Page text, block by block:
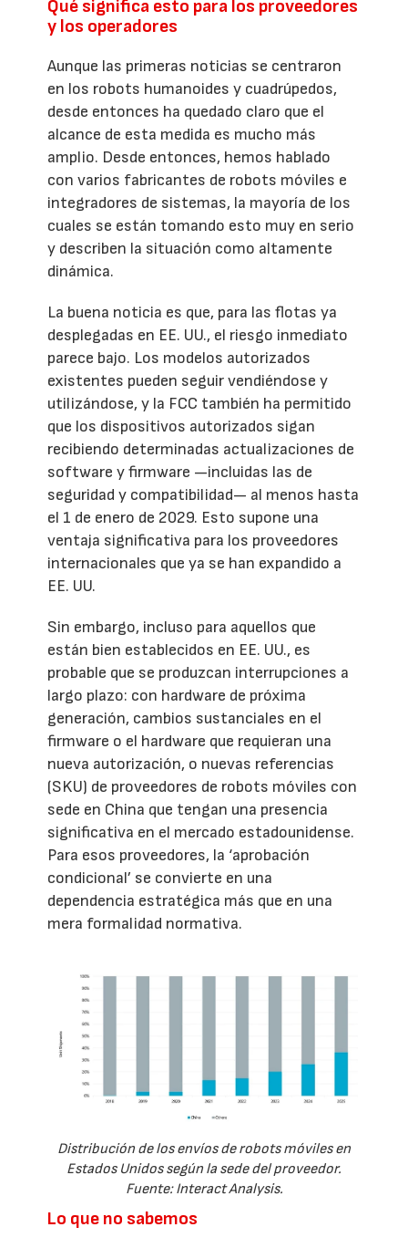
Qué significa esto para los proveedores
y los operadores
Aunque las primeras noticias se centraron
en los robots humanoides y cuadrúpedos,
desde entonces ha quedado claro que el
alcance de esta medida es mucho más
amplio. Desde entonces, hemos hablado
con varios fabricantes de robots móviles e
integradores de sistemas, la mayoría de los
cuales se están tomando esto muy en serio
y describen la situación como altamente
dinámica.
La buena noticia es que, para las flotas ya
desplegadas en EE. UU., el riesgo inmediato
parece bajo. Los modelos autorizados
existentes pueden seguir vendiéndose y
utilizándose, y la FCC también ha permitido
que los dispositivos autorizados sigan
recibiendo determinadas actualizaciones de
software y firmware —incluidas las de
seguridad y compatibilidad— al menos hasta
el 1 de enero de 2029. Esto supone una
ventaja significativa para los proveedores
internacionales que ya se han expandido a
EE. UU.
Sin embargo, incluso para aquellos que
están bien establecidos en EE. UU., es
probable que se produzcan interrupciones a
largo plazo: con hardware de próxima
generación, cambios sustanciales en el
firmware o el hardware que requieran una
nueva autorización, o nuevas referencias
(SKU) de proveedores de robots móviles con
sede en China que tengan una presencia
significativa en el mercado estadounidense.
Para esos proveedores, la ‘aprobación
condicional’ se convierte en una
dependencia estratégica más que en una
mera formalidad normativa.
Distribución de los envíos de robots móviles en
Estados Unidos según la sede del proveedor.
Fuente: Interact Analysis.
Lo que no sabemos